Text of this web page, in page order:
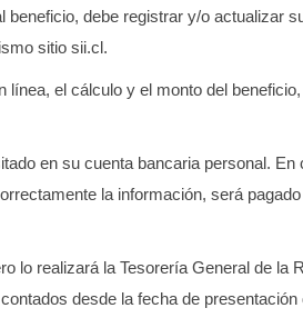
beneficio, debe registrar y/o actualizar
sitio sii.cl.
línea, el cálculo y el monto del
en su cuenta bancaria personal. En
la información, será
lo realizará la Tesorería General de la
desde la fecha de presentación